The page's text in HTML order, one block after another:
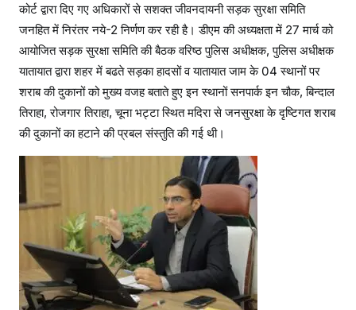
कोर्ट द्वारा दिए गए अधिकारों से सशक्त जीवनदायनी सड़क सुरक्षा समिति
जनहित में निरंतर नये-2 निर्णण कर रही है। डीएम की अध्यक्षता में 27 मार्च को
आयोजित सड़क सुरक्षा समिति की बैठक वरिष्ठ पुलिस अधीक्षक, पुलिस अधीक्षक
यातायात द्वारा शहर में बढते सड़का हादसों व यातायात जाम के 04 स्थानों पर
शराब की दुकानों को मुख्य वजह बताते हुए इन स्थानों सनपार्क इन चौक, बिन्दाल
तिराहा, रोजगार तिराहा, चूना भट्टा स्थित मदिरा से जनसुरक्षा के दृष्टिगत शराब
की दुकानों का हटाने की प्रबल संस्तुति की गई थी।